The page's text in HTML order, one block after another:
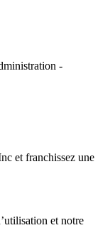
-
et franchissez une
et notre